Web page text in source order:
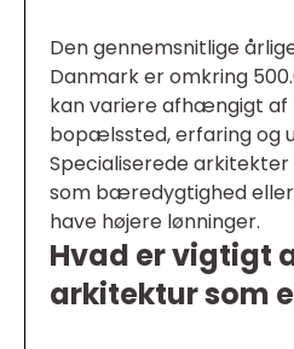
Den gennemsnitlige
Danmark er omkring
kan variere afhængigt
bopælssted, erfaring og
Specialiserede
som bæredygtighed
have højere lønninger.
Hvad er vigtigt
arkitektur som